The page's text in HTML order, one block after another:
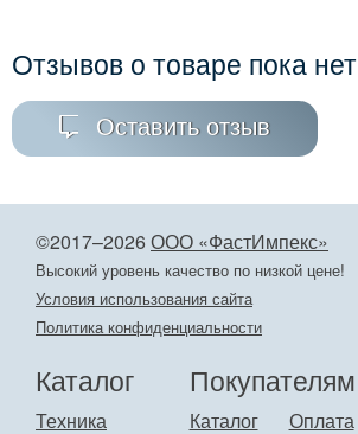
Отзывов о товаре пока нет
Оставить отзыв
©2017–2026ООО «ФастИмпекс»
Высокий уровень качество по низкой цене!
Условия использования сайта
Политика конфиденциальности
Покупателям
Каталог Оплата
Каталог
Техника